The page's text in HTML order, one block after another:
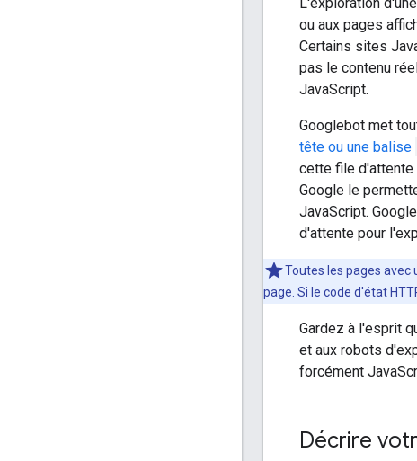
ou aux pages
Certains sites
pas le contenu
JavaScript.
Googlebot met
tête ou une balise
cette file d'attente
Google le
JavaScript.
d'attente pour
Toutes les pages avec
page. Si le code d'état
Gardez à l'esprit
et aux robots
forcément
Décrire